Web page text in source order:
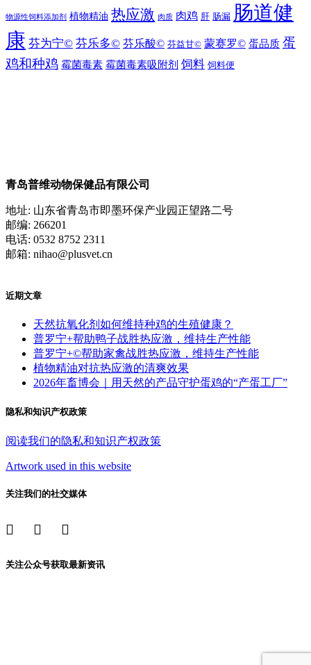
物源性饲料添加剂 植物精油 热应激 肉质 肉鸡 肝 肠漏 肠道健
康 芬为宁© 芬乐多© 芬乐酸© 芬益甘© 蒙赛罗© 蛋品质 蛋
鸡和种鸡 霉菌毒素 霉菌毒素吸附剂 饲料 饲料便
青岛普维动物保健品有限公司
地址: 山东省青岛市即墨环保产业园正望路二号
邮编: 266201
电话: 0532 8752 2311
邮箱: nihao@plusvet.cn
近期文章
天然抗氧化剂如何维持种鸡的生殖健康？
普罗宁+帮助鸭子战胜热应激，维持生产性能
普罗宁+©帮助家禽战胜热应激，维持生产性能
植物精油对抗热应激的清爽效果
2026年畜博会｜用天然的产品守护蛋鸡的“产蛋工厂”
隐私和知识产权政策
阅读我们的隐私和知识产权政策
Artwork used in this website
关注我们的社交媒体
关注公众号获取最新资讯